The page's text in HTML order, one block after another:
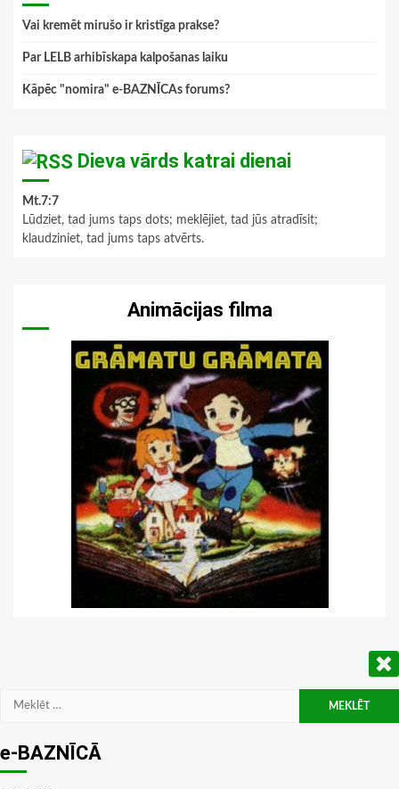
Vai kremēt mirušo ir kristīga prakse?
Par LELB arhibīskapa kalpošanas laiku
Kāpēc "nomira" e-BAZNĪCAs forums?
Dieva vārds katrai dienai
Mt.7:7
Lūdziet, tad jums taps dots; meklējiet, tad jūs atradīsit;
klaudziniet, tad jums taps atvērts.
Animācijas filma
Meklēt:
e-BAZNĪCĀ